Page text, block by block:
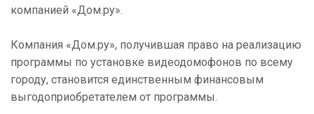
компанией «Дом.ру».
Компания «Дом.ру», получившая право на реализацию
программы по установке видеодомофонов по всему
городу, становится единственным финансовым
выгодоприобретателем от программы.